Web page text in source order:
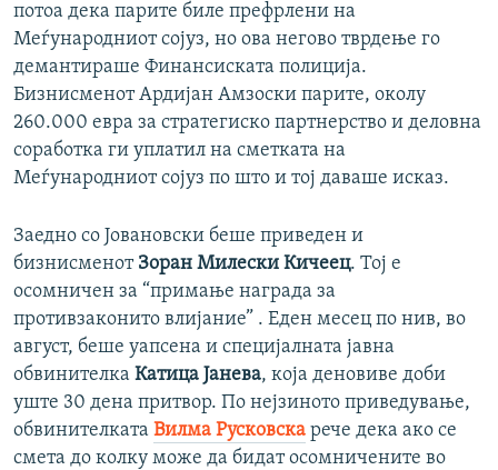
потоа дека парите биле префрлени на
Меѓународниот сојуз, но ова негово тврдење го
демантираше Финансиската полиција.
Бизнисменот Ардијан Амзоски парите, околу
260.000 евра за стратегиско партнерство и деловна
соработка ги уплатил на сметката на
Меѓународниот сојуз по што и тој даваше исказ.
Заедно со Јовановски беше приведен и
бизнисменот Зоран Милески Кичеец. Тој е
осомничен за “примање награда за
противзаконито влијание” . Еден месец по нив, во
август, беше уапсена и специјалната јавна
обвинителка Катица Јанева, која деновиве доби
уште 30 дена притвор. По нејзиното приведување,
обвинителката Вилма Русковска рече дека ако се
смета до колку може да бидат осомничените во